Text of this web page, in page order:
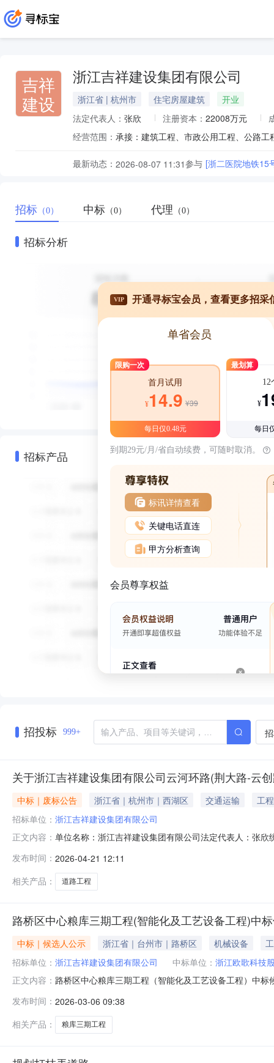
吉祥
建设
浙江吉祥建设集团有限公司
浙江省 | 杭州市 住宅房屋建筑
开业
法定代表人： 张欣 注册资本： 22008万元
经营范围：
最新动态： 2026-08-07 11:31参与 [浙二医院地铁15
招标 （0） 中标 （0） 代理 （0）
招标分析
招标产品
VIP 开通寻标宝会员，查看更多招采
单省会员
限购一次
首月试用
¥14.9 ¥39
每日仅0.48元
最划算
12
¥
每日
到期29元/月/省自动续费，可随时取消。
标讯详情查看
关键电话直连
甲方分析查询
会员尊享权益
招投标 999+
关于浙江吉祥建设集团有限公司云河环路(荆大路-云
中标｜废标公告 浙江省｜杭州市｜西湖区 交通运输
工程
招标单位： 浙江吉祥建设集团有限公司
正文内容： 单位名称：浙江吉祥建设集团有限公司法定代表人：张
定，现我局对此予以公示，公示期为三十日。如广大群
年4
发布时间： 2026-04-21 12:11
相关产品：
道路工程
路桥区中心粮库三期工程(智能化及工艺设备工程)中
中标｜候选人公示 浙江省｜台州市｜路桥区 机械设备
招标单位： 浙江吉祥建设集团有限公司 中标单位： 浙江欧歌科技
正文内容： 路桥区中心粮库三期工程（智能化及工艺设备工程）中
浙江欧歌科技股份有限公司中标价5675613元工期550日
格要求项目负责人沈文娣证书号浙
发布时间： 2026-03-06 09:38
相关产品：
粮库三期工程